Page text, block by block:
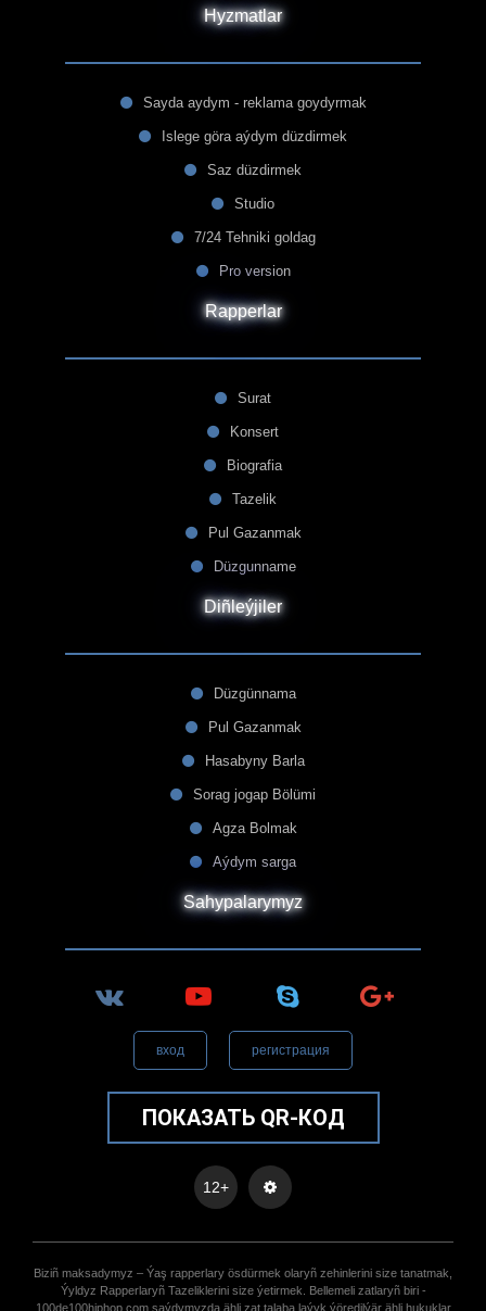
Hyzmatlar
Sayda aydym - reklama goydyrmak
Islege göra aýdym düzdirmek
Saz düzdirmek
Studio
7/24 Tehniki goldag
Pro version
Rapperlar
Surat
Konsert
Biografia
Tazelik
Pul Gazanmak
Düzgunname
Diñleýjiler
Düzgünnama
Pul Gazanmak
Hasabyny Barla
Sorag jogap Bölümi
Agza Bolmak
Aýdym sarga
Sahypalarymyz
вход регистрация
ПОКАЗАТЬ QR-КОД
12+
Biziñ maksadymyz – Ýaş rapperlary ösdürmek olaryñ zehinlerini size tanatmak,
Ýyldyz Rapperlaryñ Tazeliklerini size ýetirmek. Bellemeli zatlaryñ biri -
100de100hiphop.com saýdymyzda ähli zat talaba laýyk ýöredilýär ähli hukuklar